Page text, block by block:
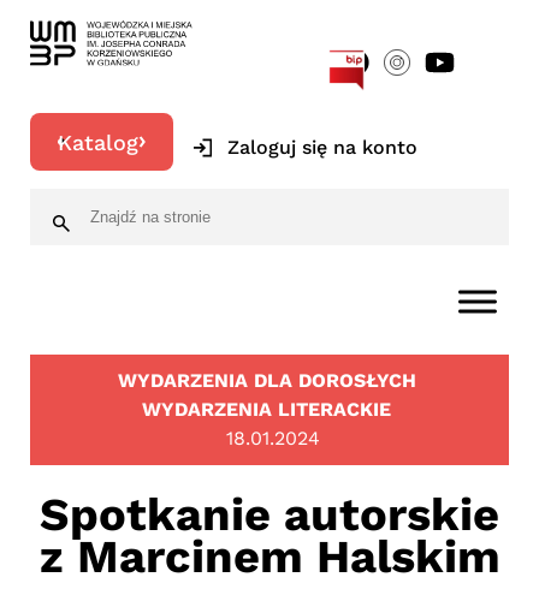
Katalog Zaloguj się na konto
WYDARZENIA DLA DOROSŁYCH
WYDARZENIA LITERACKIE
18.01.2024
Spotkanie autorskie
z Marcinem Halskim